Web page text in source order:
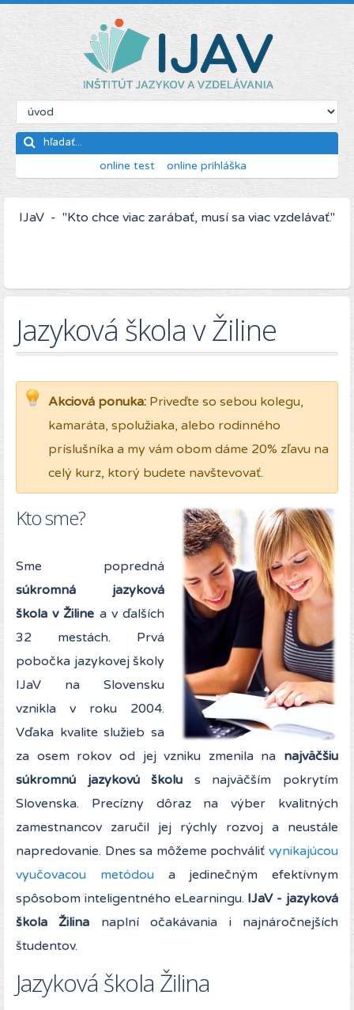
online test online prihláška
IJaV - "Kto chce viac zarábať, musí sa viac vzdelávať."
Jazyková škola v Žiline
Akciová ponuka: Priveďte so sebou kolegu,
kamaráta, spolužiaka, alebo rodinného
príslušníka a my vám obom dáme 20% zľavu na
celý kurz, ktorý budete navštevovať.
Kto sme?
Sme popredná
súkromná jazyková
škola v Žiline a v ďalších
32 mestách. Prvá
pobočka jazykovej školy
IJaV na Slovensku
vznikla v roku 2004.
Vďaka kvalite služieb sa
za osem rokov od jej vzniku zmenila na najväčšiu
súkromnú jazykovú školu s najväčším pokrytím
Slovenska. Precízny dôraz na výber kvalitných
zamestnancov zaručil jej rýchly rozvoj a neustále
napredovanie. Dnes sa môžeme pochváliť vynikajúcou
vyučovacou metódoua jedinečným efektívnym
spôsobom inteligentného eLearningu. IJaV - jazyková
škola Žilina naplní očakávania i najnáročnejších
študentov.
Jazyková škola Žilina